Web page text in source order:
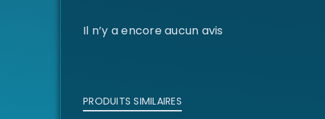
Il n’y a encore aucun avis
PRODUITS SIMILAIRES